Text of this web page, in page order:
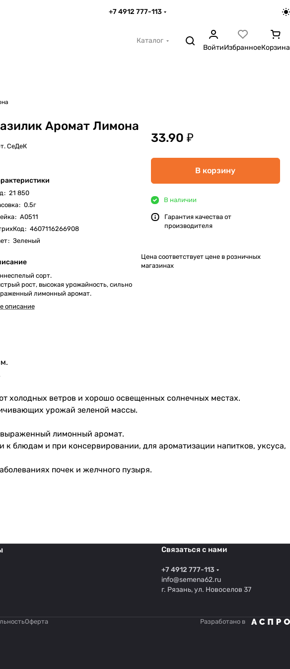
+7 4912 777-113
Каталог
ВойтиИзбранноеКорзина
Аромат Лимона
СеДеК
: 21 850
: 0.5г
: А0511
: 4607116266908
: Зеленый
сорт.
рост, высокая урожайность, сильно
лимонный аромат.
описание
33.90 ₽
В корзину
В наличии
Гарантия качества от
производителя
Цена соответствует цене в розничных
магазинах
холодных ветров и хорошо освещенных солнечных местах.
урожай зеленой массы.
выраженный лимонный аромат.
к блюдам и при консервировании, для ароматизации напитков, уксуса,
почек и желчного пузыря.
Связаться с нами
+7 4912 777-113
info@semena62.ru
г. Рязань, ул. Новоселов 37
Оферта Разработано в